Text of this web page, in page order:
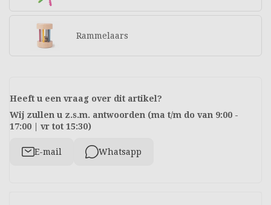
Rammelaars
Heeft u een vraag over dit artikel?
Wij zullen u z.s.m. antwoorden (ma t/m do van 9:00 -
17:00 | vr tot 15:30)
E-mail Whatsapp